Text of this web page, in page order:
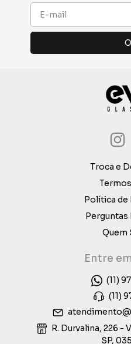
Troca e
Política de
Perguntas
Quem
Entre
(11)
(11)
R. Durvalina, 226 -
SP,